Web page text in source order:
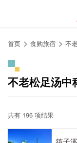
首页 食购旅宿 不
不老松足汤中
共有 196 项结果